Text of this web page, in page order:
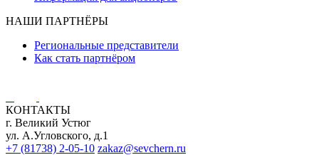
НАШИ ПАРТНЁРЫ
Региональные представители
Как стать партнёром
КОНТАКТЫ
г. Великий Устюг
ул. А.Угловского, д.1
+7 (81738) 2-05-10 zakaz@sevchern.ru